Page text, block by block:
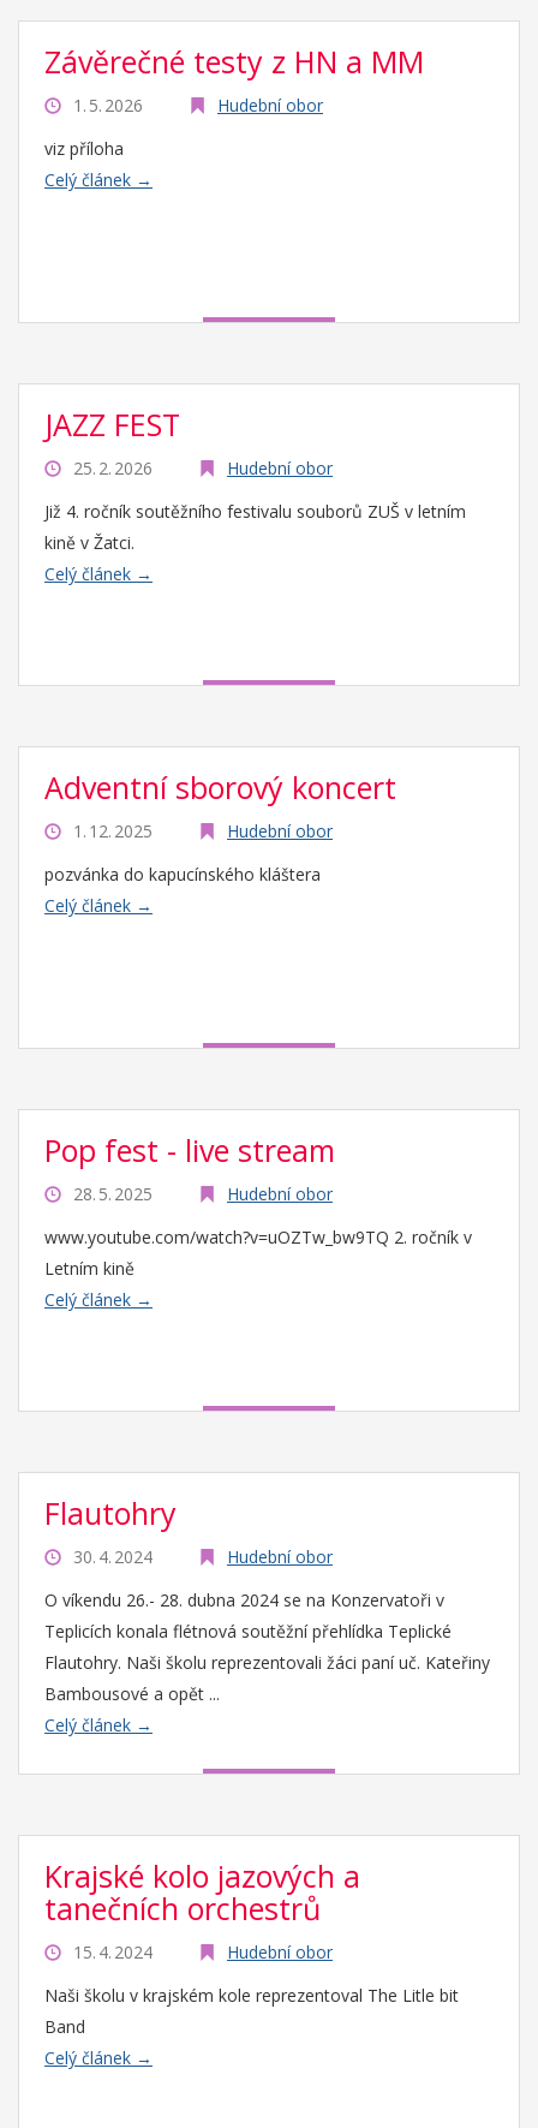
Závěrečné testy z HN a MM
1. 5. 2026
Hudební obor
viz příloha
Celý článek →
JAZZ FEST
25. 2. 2026
Hudební obor
Již 4. ročník soutěžního festivalu souborů ZUŠ v letním
kině v Žatci.
Celý článek →
Adventní sborový koncert
1. 12. 2025
Hudební obor
pozvánka do kapucínského kláštera
Celý článek →
Pop fest - live stream
28. 5. 2025
Hudební obor
www.youtube.com/watch?v=uOZTw_bw9TQ 2. ročník v
Letním kině
Celý článek →
Flautohry
30. 4. 2024
Hudební obor
O víkendu 26.- 28. dubna 2024 se na Konzervatoři v
Teplicích konala flétnová soutěžní přehlídka Teplické
Flautohry. Naši školu reprezentovali žáci paní uč. Kateřiny
Bambousové a opět ...
Celý článek →
Krajské kolo jazových a
tanečních orchestrů
15. 4. 2024
Hudební obor
Naši školu v krajském kole reprezentoval The Litle bit
Band
Celý článek →